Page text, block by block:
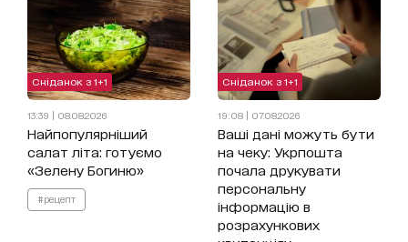
Сніданок з 1+1
13:39 | 08.08.2026
Найпопулярніший
салат літа: готуємо
«Зелену Богиню»
#рецепт
Сніданок з 1+1
19:08 | 07.08.2026
Ваші дані можуть бути
на чеку: Укрпошта
почала друкувати
персональну
інформацію в
розрахункових